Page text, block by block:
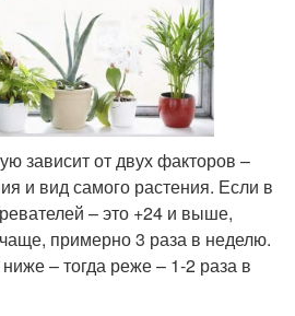
зависит от двух факторов –
и вид самого растения. Если в
– это +24 и выше,
примерно 3 раза в неделю.
– тогда реже – 1-2 раза в